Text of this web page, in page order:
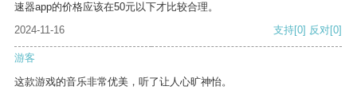
速器app的价格应该在50元以下才比较合理。
2024-11-16
支持[0] 反对[0]
游客
这款游戏的音乐非常优美，听了让人心旷神怡。